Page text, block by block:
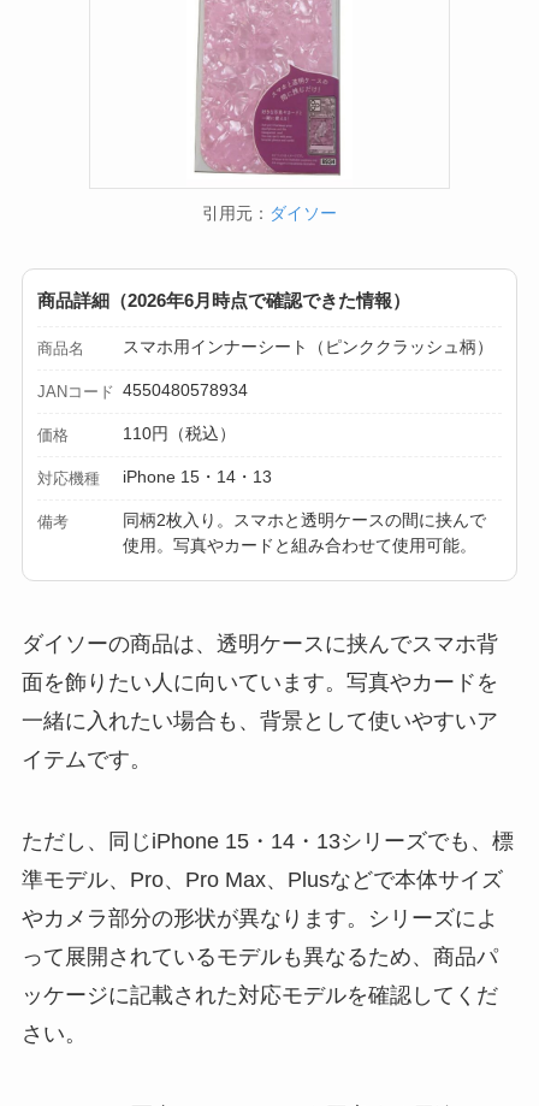
ムと選び方のコツを
解説！
【100均】ダイソー/
セリア等でカトラリ
ー収納ポーチは買え
る？選び方＆活用
引用元： ダイソー
商品詳細（2026年6月時点で確認できた情報）
商品名 スマホ用インナーシート（ピンククラッシュ柄）
JANコード 4550480578934
価格 110円（税込）
対応機種 iPhone 15・14・13
備考
同柄2枚入り。スマホと透明ケースの間に挟んで
使用。写真やカードと組み合わせて使用可能。
ダイソーの商品は、透明ケースに挟んでスマホ背
面を飾りたい人に向いています。写真やカードを
一緒に入れたい場合も、背景として使いやすいア
イテムです。
ただし、同じiPhone 15・14・13シリーズでも、標
準モデル、Pro、Pro Max、Plusなどで本体サイズ
やカメラ部分の形状が異なります。シリーズによ
って展開されているモデルも異なるため、商品パ
ッケージに記載された対応モデルを確認してくだ
さい。